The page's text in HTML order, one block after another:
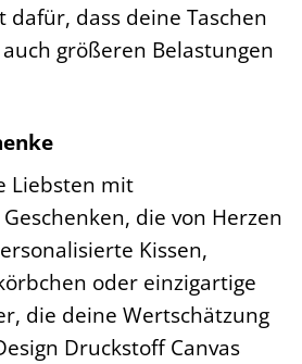
dafür, dass deine Taschen
größeren Belastungen
Liebsten mit
die von Herzen
Kissen,
oder einzigartige
die deine Wertschätzung
Druckstoff Canvas